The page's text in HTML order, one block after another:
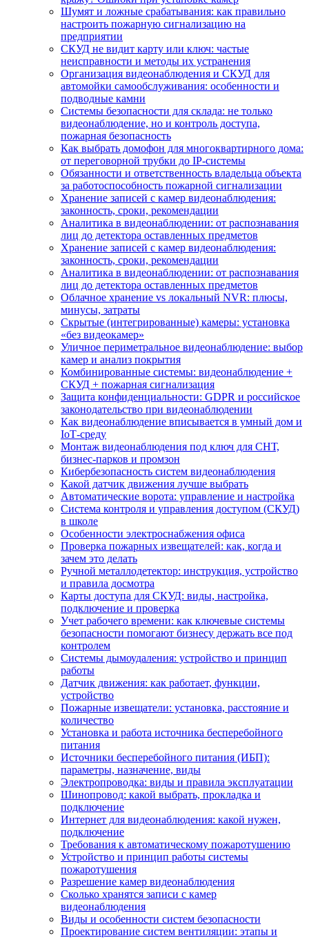
Шумят и ложные срабатывания: как правильно
настроить пожарную сигнализацию на
предприятии
СКУД не видит карту или ключ: частые
неисправности и методы их устранения
Организация видеонаблюдения и СКУД для
автомойки самообслуживания: особенности и
подводные камни
Системы безопасности для склада: не только
видеонаблюдение, но и контроль доступа,
пожарная безопасность
Как выбрать домофон для многоквартирного дома:
от переговорной трубки до IP-системы
Обязанности и ответственность владельца объекта
за работоспособность пожарной сигнализации
Хранение записей с камер видеонаблюдения:
законность, сроки, рекомендации
Аналитика в видеонаблюдении: от распознавания
лиц до детектора оставленных предметов
Хранение записей с камер видеонаблюдения:
законность, сроки, рекомендации
Аналитика в видеонаблюдении: от распознавания
лиц до детектора оставленных предметов
Облачное хранение vs локальный NVR: плюсы,
минусы, затраты
Скрытые (интегрированные) камеры: установка
«без видеокамер»
Уличное периметральное видеонаблюдение: выбор
камер и анализ покрытия
Комбинированные системы: видеонаблюдение +
СКУД + пожарная сигнализация
Защита конфиденциальности: GDPR и российское
законодательство при видеонаблюдении
Как видеонаблюдение вписывается в умный дом и
IoT‑среду
Монтаж видеонаблюдения под ключ для СНТ,
бизнес‑парков и промзон
Кибербезопасность систем видеонаблюдения
Какой датчик движения лучше выбрать
Автоматические ворота: управление и настройка
Система контроля и управления доступом (СКУД)
в школе
Особенности электроснабжения офиса
Проверка пожарных извещателей: как, когда и
зачем это делать
Ручной металлодетектор: инструкция, устройство
и правила досмотра
Карты доступа для СКУД: виды, настройка,
подключение и проверка
Учет рабочего времени: как ключевые системы
безопасности помогают бизнесу держать все под
контролем
Системы дымоудаления: устройство и принцип
работы
Датчик движения: как работает, функции,
устройство
Пожарные извещатели: установка, расстояние и
количество
Установка и работа источника бесперебойного
питания
Источники бесперебойного питания (ИБП):
параметры, назначение, виды
Электропроводка: виды и правила эксплуатации
Шинопровод: какой выбрать, прокладка и
подключение
Интернет для видеонаблюдения: какой нужен,
подключение
Требования к автоматическому пожаротушению
Устройство и принцип работы системы
пожаротушения
Разрешение камер видеонаблюдения
Сколько хранятся записи с камер
видеонаблюдения
Виды и особенности систем безопасности
Проектирование систем вентиляции: этапы и